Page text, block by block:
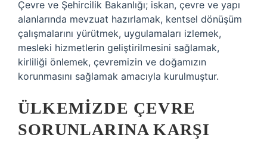
Çevre ve Şehircilik Bakanlığı; iskan, çevre ve yapı
alanlarında mevzuat hazırlamak, kentsel dönüşüm
çalışmalarını yürütmek, uygulamaları izlemek,
mesleki hizmetlerin geliştirilmesini sağlamak,
kirliliği önlemek, çevremizin ve doğamızın
korunmasını sağlamak amacıyla kurulmuştur.
ÜLKEMIZDE ÇEVRE
SORUNLARINA KARŞI